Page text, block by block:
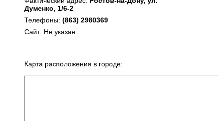
Думенко, 1/6-2
Телефоны: (863) 2980369
Сайт: Не указан
Карта расположения в городе: